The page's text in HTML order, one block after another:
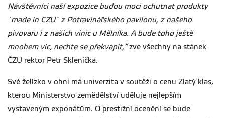
Návštěvníci naší expozice budou moci ochutnat produkty
´made in CZU´ z Potravinářského pavilonu, z našeho
pivovaru i z našich vinic u Mělníka. A bude toho ještě
mnohem víc, nechte se překvapit,“zve všechny na stánek
ČZU rektor Petr Sklenička.
Své želízko v ohni má univerzita v soutěži o cenu Zlatý klas,
kterou Ministerstvo zemědělství uděluje nejlepším
vystaveným exponátům. O prestižní ocenění se bude